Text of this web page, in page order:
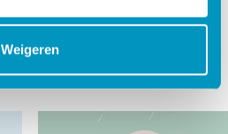
Weigeren
Mijn autisme & ik
Lees verder